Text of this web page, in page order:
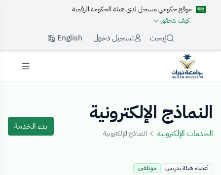
موقع حكومي مسجل لدى هيئة الحكومة الرقمية
كيف تتحقق
إبحث تسجيل دخول English
Template
النماذج الإلكترونية
الخدمات الإلكترونية النماذج الإلكترونية
بدء الخدمة
أعضاء هيئة تدريس موظفين